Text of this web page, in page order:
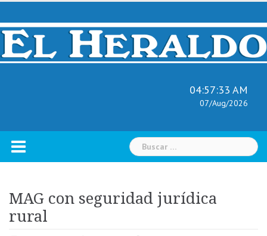
Skip
content
04:57:34 AM
07/Aug/2026
Buscar:
MAG con seguridad jurídica
rural